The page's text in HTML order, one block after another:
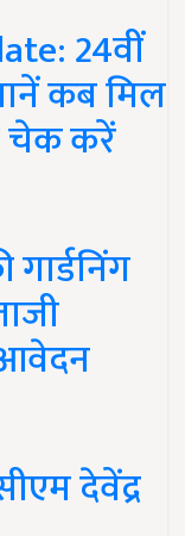
24वीं
कब मिल
चेक करें
देवेंद्र